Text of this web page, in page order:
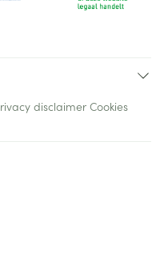
disclaimer Cookies